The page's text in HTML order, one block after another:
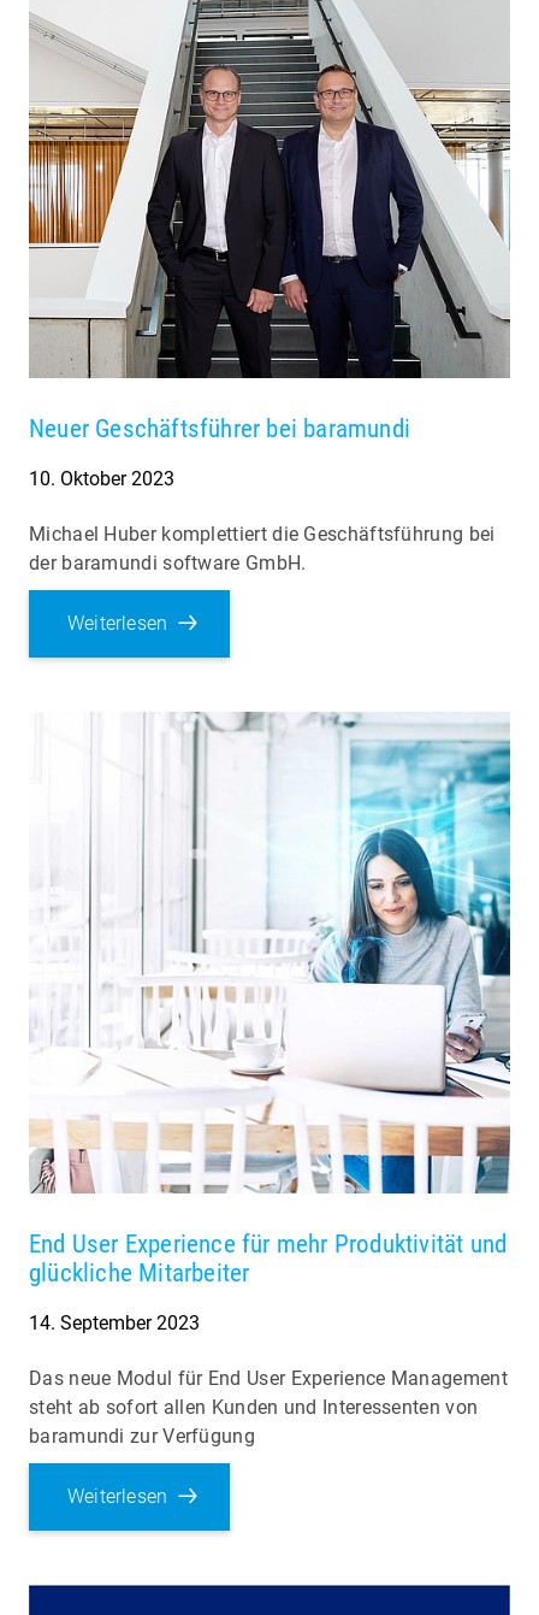
Neuer Geschäftsführer bei baramundi
10. Oktober 2023
Michael Huber komplettiert die Geschäftsführung bei
der baramundi software GmbH.
Weiterlesen
End User Experience für mehr Produktivität und
glückliche Mitarbeiter
14. September 2023
Das neue Modul für End User Experience Management
steht ab sofort allen Kunden und Interessenten von
baramundi zur Verfügung
Weiterlesen